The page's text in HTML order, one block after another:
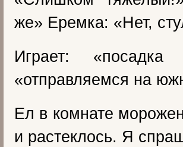
же» Еремка: «Нет,
Играет:
«отправляемся на
Ел в комнате
и растеклось. Я